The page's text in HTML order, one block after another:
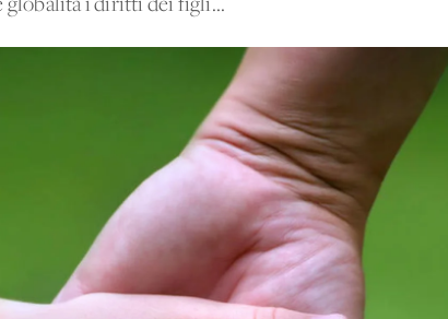
globalità i diritti dei figli...